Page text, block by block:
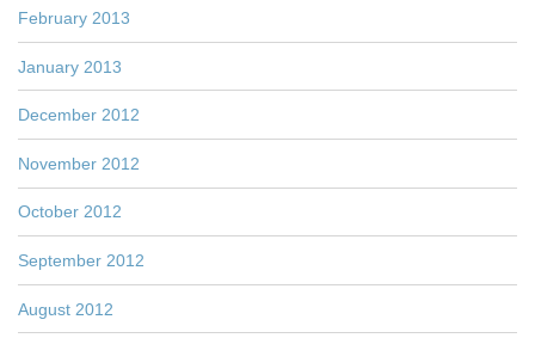
February 2013
January 2013
December 2012
November 2012
October 2012
September 2012
August 2012